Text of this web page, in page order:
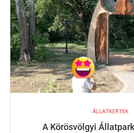
ÁLLATKERTEK
A Körösvölgyi